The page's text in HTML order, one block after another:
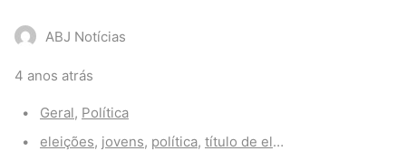
ABJ Notícias
4 anos atrás
Categories:
Geral, Política
Tags:
eleições, jovens, política, título de eleito